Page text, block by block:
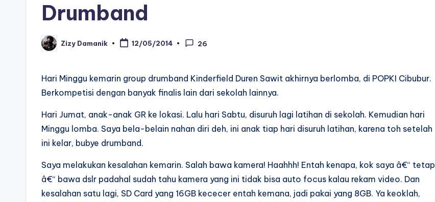
Drumband
Posted
by
Zizy Damanik 12/05/2014 26
Hari Minggu kemarin group drumband Kinderfield Duren Sawit akhirnya berlomba, di POPKI Cibubur.
Berkompetisi dengan banyak finalis lain dari sekolah lainnya.
Hari Jumat, anak-anak GR ke lokasi. Lalu hari Sabtu, disuruh lagi latihan di sekolah. Kemudian hari
Minggu lomba. Saya bela-belain nahan diri deh, ini anak tiap hari disuruh latihan, karena toh setelah
ini kelar, bubye drumband.
Saya melakukan kesalahan kemarin. Salah bawa kamera! Haahhh! Entah kenapa, kok saya â€“ tetap
â€“ bawa dslr padahal sudah tahu kamera yang ini tidak bisa auto focus kalau rekam video. Dan
kesalahan satu lagi, SD Card yang 16GB kececer entah kemana, jadi pakai yang 8GB. Ya keoklah,